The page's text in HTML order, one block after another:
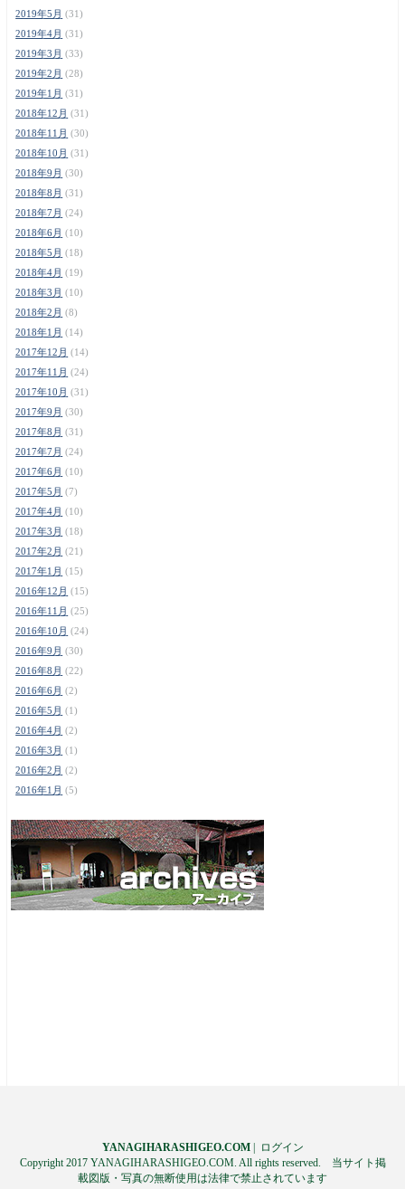
2019年5月 (31)
2019年4月 (31)
2019年3月 (33)
2019年2月 (28)
2019年1月 (31)
2018年12月 (31)
2018年11月 (30)
2018年10月 (31)
2018年9月 (30)
2018年8月 (31)
2018年7月 (24)
2018年6月 (10)
2018年5月 (18)
2018年4月 (19)
2018年3月 (10)
2018年2月 (8)
2018年1月 (14)
2017年12月 (14)
2017年11月 (24)
2017年10月 (31)
2017年9月 (30)
2017年8月 (31)
2017年7月 (24)
2017年6月 (10)
2017年5月 (7)
2017年4月 (10)
2017年3月 (18)
2017年2月 (21)
2017年1月 (15)
2016年12月 (15)
2016年11月 (25)
2016年10月 (24)
2016年9月 (30)
2016年8月 (22)
2016年6月 (2)
2016年5月 (1)
2016年4月 (2)
2016年3月 (1)
2016年2月 (2)
2016年1月 (5)
YANAGIHARASHIGEO.COM|
ログイン
Copyright 2017 YANAGIHARASHIGEO.COM. All rights reserved. 当サイト掲
載図版・写真の無断使用は法律で禁止されています